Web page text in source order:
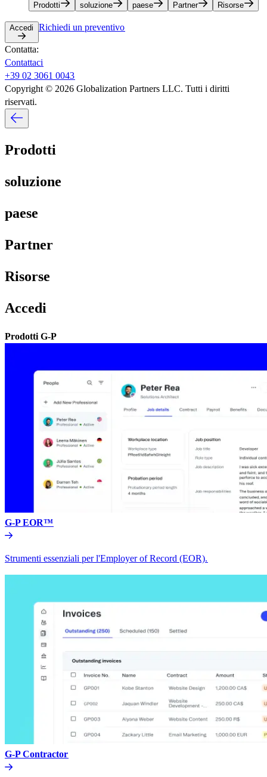
Prodotti​​ soluzione​​ paese​​ Partner​​ Risorse​​
Accedi​​ Richiedi un preventivo​​
Contatta:​​
Contattaci​​
+39 02 3061 0043​​
Copyright © 2026 Globalization Partners LLC. Tutti i diritti
riservati.​​
Prodotti​​
soluzione​​
paese​​
Partner​​
Risorse​​
Accedi​​
Prodotti G-P​​
G-P EOR™​​
Strumenti essenziali per l'Employer of Record (EOR).​​
G-P Contractor​​